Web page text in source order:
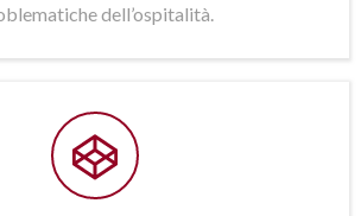
dell’ospitalità.